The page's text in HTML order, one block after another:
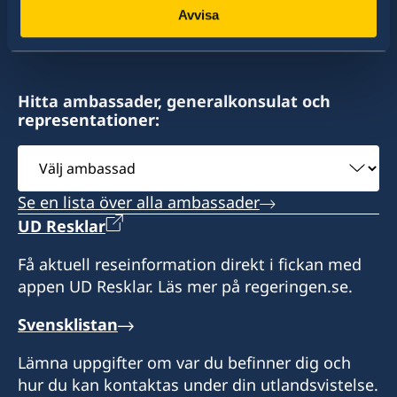
Avvisa
av drygt 100 utlandsmyndigheter.
Hitta ambassader, generalkonsulat och
representationer:
Välj
ambassad
Se en lista över alla ambassader
UD Resklar
Få aktuell reseinformation direkt i fickan med
appen UD Resklar. Läs mer på regeringen.se.
Svensklistan
Lämna uppgifter om var du befinner dig och
hur du kan kontaktas under din utlandsvistelse.